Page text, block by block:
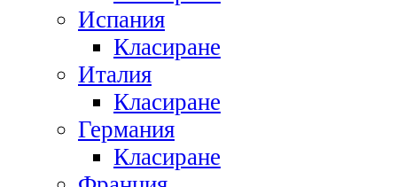
Испания
Класиране
Италия
Класиране
Германия
Класиране